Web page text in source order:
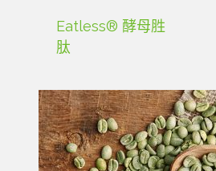
Eatless® 酵母胜
肽